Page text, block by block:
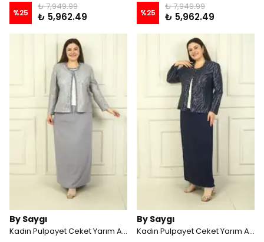
%25
₺ 7,949.99
₺ 5,962.49 %25
₺ 7,949.99
₺ 5,962.49
By Saygı
Kadın Pulpayet Ceket Yarım Ay Kollu Bluz Astarlı Krep Uzun Etek Büyük Beden 3'lü Takım - Gri
By Saygı
Kadın Pulpayet Ceket Yarım Ay Kollu Bluz Astarlı Krep Uzun Etek Büyük Beden 3'lü Takım - Lacivert